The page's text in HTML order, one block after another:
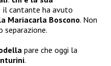
cantante ha avuto
Mariacarla Boscono. Non
separazione.
pare che oggi la
.